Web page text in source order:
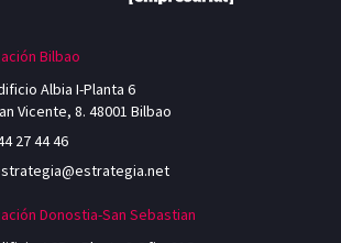
Bilbao
Albia I-Planta 6
Vicente, 8. 48001 Bilbao
27 44 46
Donostia-San Sebastian